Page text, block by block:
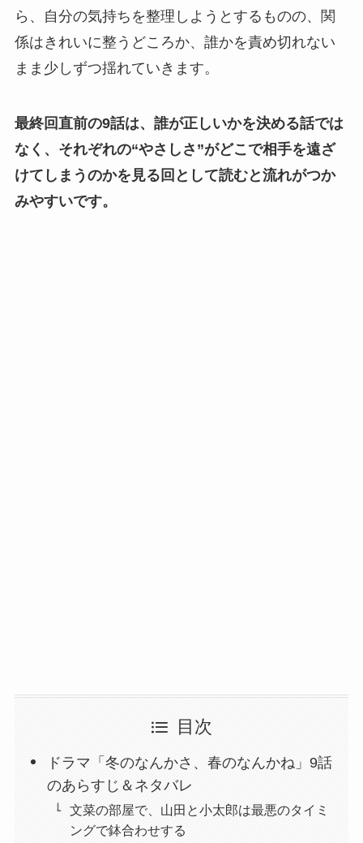
ら、自分の気持ちを整理しようとするものの、関
係はきれいに整うどころか、誰かを責め切れない
まま少しずつ揺れていきます。
最終回直前の9話は、誰が正しいかを決める話では
なく、それぞれの“やさしさ”がどこで相手を遠ざ
けてしまうのかを見る回として読むと流れがつか
みやすいです。
目次
ドラマ「冬のなんかさ、春のなんかね」9話
のあらすじ＆ネタバレ
文菜の部屋で、山田と小太郎は最悪のタイミ
ングで鉢合わせする